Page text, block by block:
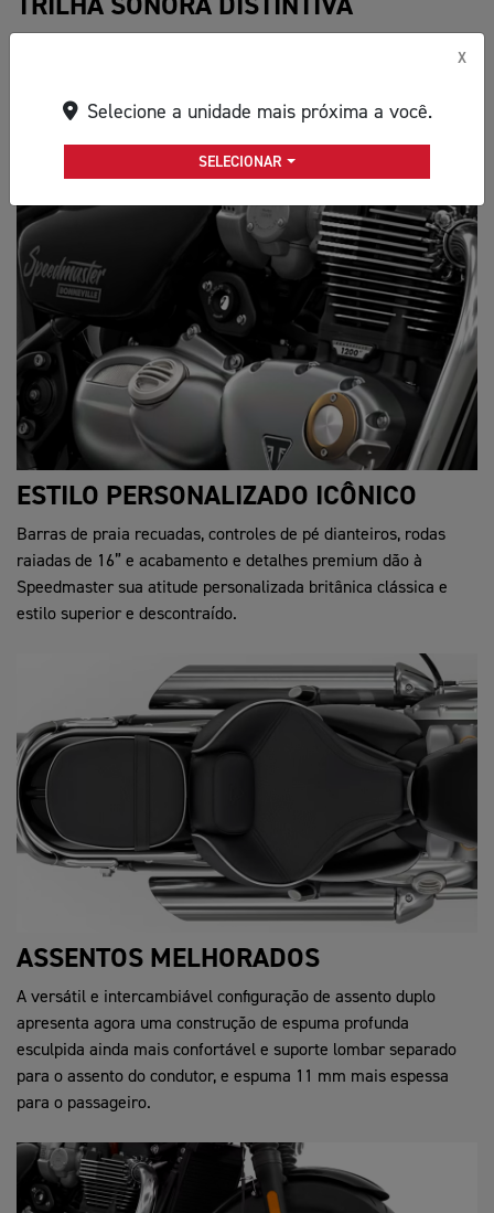
revestimento duplo proporcionam o som rico, profundo e
distinto da Speedmaster, escondendo perfeitamente o
catalisador sob a moto.
ESTILO PERSONALIZADO ICÔNICO
Barras de praia recuadas, controles de pé dianteiros, rodas
raiadas de 16” e acabamento e detalhes premium dão à
Speedmaster sua atitude personalizada britânica clássica e
estilo superior e descontraído.
ASSENTOS MELHORADOS
A versátil e intercambiável configuração de assento duplo
apresenta agora uma construção de espuma profunda
esculpida ainda mais confortável e suporte lombar separado
para o assento do condutor, e espuma 11 mm mais espessa
para o passageiro.
X
Selecione a unidade mais próxima a você.
SELECIONAR